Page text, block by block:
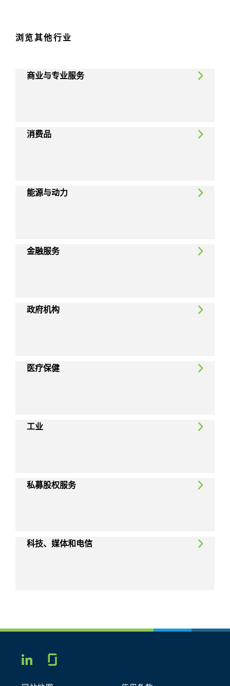
浏览其他行业
商业与专业服务
消费品
能源与动力
金融服务
政府机构
医疗保健
工业
私募股权服务
科技、媒体和电信
LINKEDIN